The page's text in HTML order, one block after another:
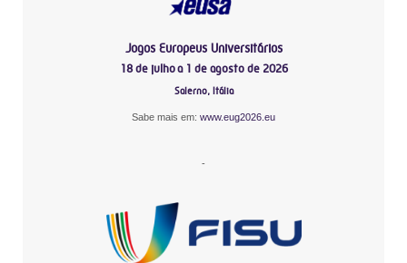
Jogos Europeus Universitários
18 de julho a 1 de agosto de 2026
Salerno, Itália
Sabe mais em: www.eug2026.eu
-